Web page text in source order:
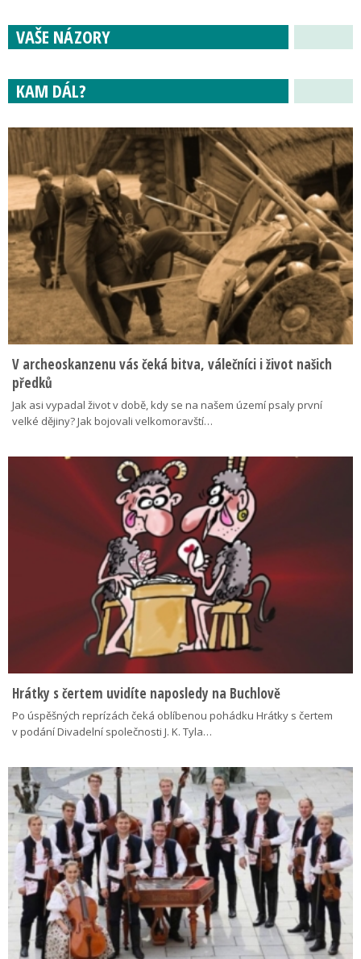
VAŠE NÁZORY
KAM DÁL?
V archeoskanzenu vás čeká bitva, válečníci i život našich
předků
Jak asi vypadal život v době, kdy se na našem území psaly první
velké dějiny? Jak bojovali velkomoravští…
Hrátky s čertem uvidíte naposledy na Buchlově
Po úspěšných reprízách čeká oblíbenou pohádku Hrátky s čertem
v podání Divadelní společnosti J. K. Tyla…